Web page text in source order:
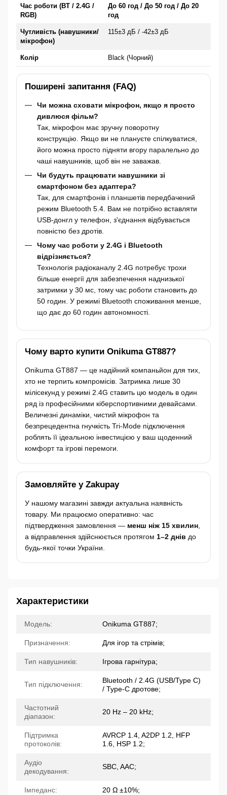
Час роботи (BT / 2.4G /
RGB)
До 60 год / До 50 год / До 20
год
Чутливість (навушники/
мікрофон)
115±3 дБ / -42±3 дБ
Колір Black (Чорний)
Поширені запитання (FAQ)
Чи можна сховати мікрофон, якщо я просто
дивлюся фільм?
Так, мікрофон має зручну поворотну
конструкцію. Якщо ви не плануєте спілкуватися,
його можна просто підняти вгору паралельно до
чаші навушників, щоб він не заважав.
Чи будуть працювати навушники зі
смартфоном без адаптера?
Так, для смартфонів і планшетів передбачений
режим Bluetooth 5.4. Вам не потрібно вставляти
USB-донгл у телефон, з'єднання відбувається
повністю без дротів.
Чому час роботи у 2.4G і Bluetooth
відрізняється?
Технологія радіоканалу 2.4G потребує трохи
більше енергії для забезпечення наднизької
затримки у 30 мс, тому час роботи становить до
50 годин. У режимі Bluetooth споживання менше,
що дає до 60 годин автономності.
Чому варто купити Onikuma GT887?
Onikuma GT887 — це надійний компаньйон для тих,
хто не терпить компромісів. Затримка лише 30
мілісекунд у режимі 2.4G ставить цю модель в один
ряд із професійними кіберспортивними девайсами.
Величезні динаміки, чистий мікрофон та
безпрецедентна гнучкість Tri-Mode підключення
роблять її ідеальною інвестицією у ваш щоденний
комфорт та ігрові перемоги.
Замовляйте у Zakupay
У нашому магазині завжди актуальна наявність
товару. Ми працюємо оперативно: час
підтвердження замовлення — менш ніж 15 хвилин
а відправлення здійснюється протягом 1–2 днів до
будь-якої точки України.
Характеристики
Модель: Onikuma GT887;
Призначення: Для ігор та стрімів;
Тип навушників: Ігрова гарнітура;
Тип підключення:
Bluetooth / 2.4G (USB/Type C)
/ Type-C дротове;
Частотний
діапазон:
20 Hz – 20 kHz;
Підтримка
протоколів:
AVRCP 1.4, A2DP 1.2, HFP
1.6, HSP 1.2;
Аудіо
декодування:
SBC, AAC;
Імпеданс: 20 Ω ±10%;